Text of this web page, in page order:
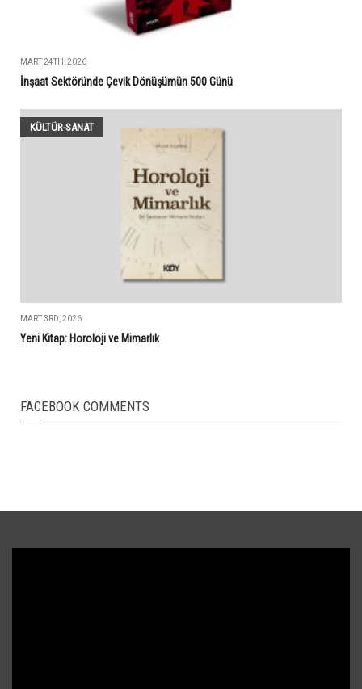
MART 24TH, 2026
İnşaat Sektöründe Çevik Dönüşümün 500 Günü
KÜLTÜR-SANAT
MART 3RD, 2026
Yeni Kitap: Horoloji ve Mimarlık
FACEBOOK COMMENTS